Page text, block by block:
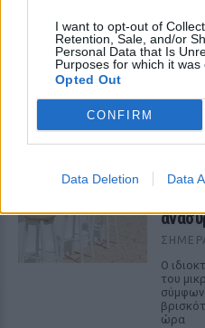
I want to opt-out of
Retention, Sale, and/or
Personal Data that Is
Purposes for which it was
Opted Out
CONFIRM
Data Deletion Data
του
Ο
του
ώρα